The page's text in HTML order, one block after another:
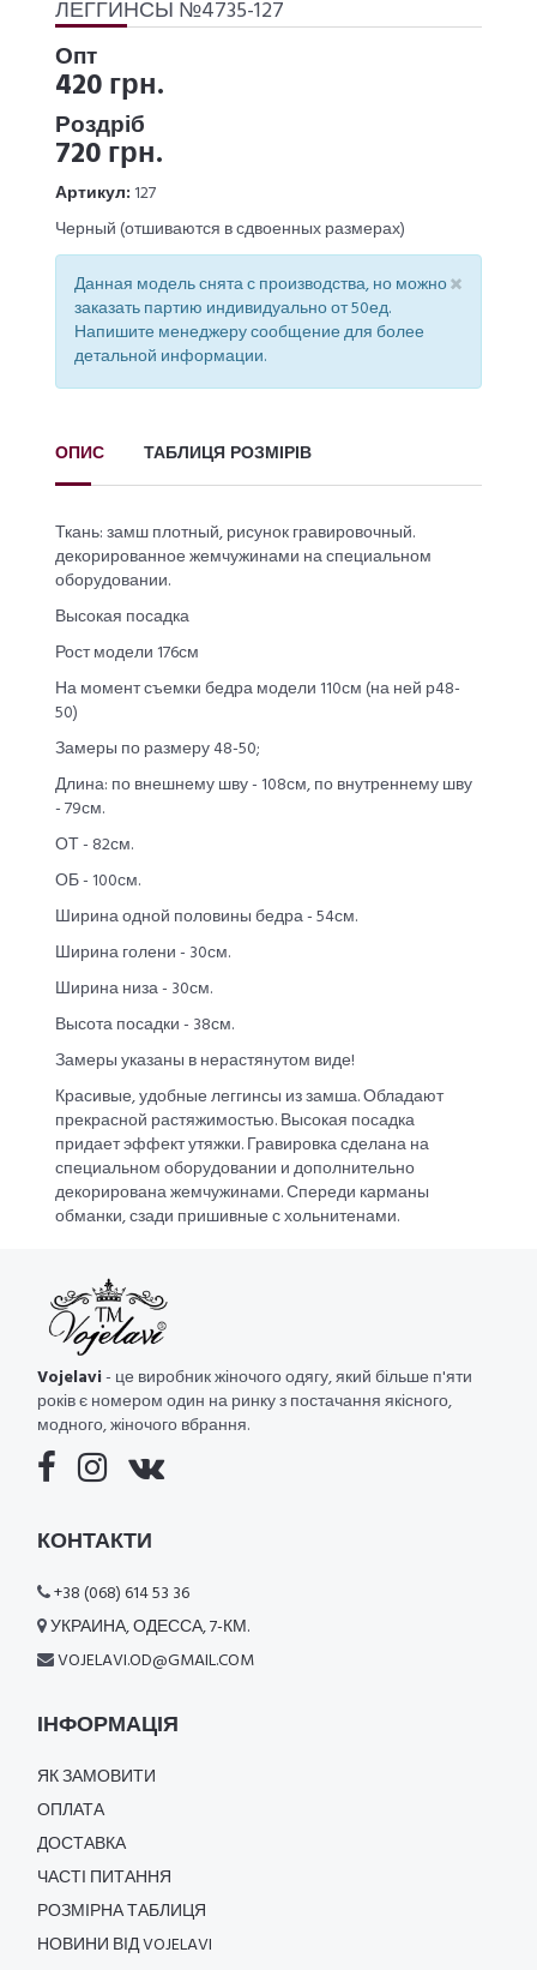
ЛЕГГИНСЫ №4735-127
Опт
420 грн.
Роздріб
720 грн.
Артикул: 127
Черный (отшиваются в сдвоенных размерах)
×
Данная модель снята с производства, но можно
заказать партию индивидуально от 50ед.
Напишите менеджеру сообщение для более
детальной информации.
ОПИС ТАБЛИЦЯ РОЗМІРІВ
Ткань: замш плотный, рисунок гравировочный.
декорированное жемчужинами на специальном
оборудовании.
Высокая посадка
Рост модели 176см
На момент съемки бедра модели 110см (на ней р48-
50)
Замеры по размеру 48-50;
Длина: по внешнему шву - 108см, по внутреннему шву
- 79см.
ОТ - 82см.
ОБ - 100см.
Ширина одной половины бедра - 54см.
Ширина голени - 30см.
Ширина низа - 30см.
Высота посадки - 38см.
Замеры указаны в нерастянутом виде!
Красивые, удобные леггинсы из замша. Обладают
прекрасной растяжимостью. Высокая посадка
придает эффект утяжки. Гравировка сделана на
специальном оборудовании и дополнительно
декорирована жемчужинами. Спереди карманы
обманки, сзади пришивные с хольнитенами.
Vojelavi- це виробник жіночого одягу, який більше п'яти
років є номером один на ринку з постачання якісного,
модного, жіночого вбрання.
КОНТАКТИ
+38 (068) 614 53 36
УКРАИНА, ОДЕССА, 7-КМ.
VOJELAVI.OD@GMAIL.COM
ІНФОРМАЦІЯ
ЯК ЗАМОВИТИ
ОПЛАТА
ДОСТАВКА
ЧАСТІ ПИТАННЯ
РОЗМІРНА ТАБЛИЦЯ
НОВИНИ ВІД VOJELAVI